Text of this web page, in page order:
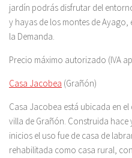
jardín podrás disfrutar del
y hayas de los montes de Ayago,
la Demanda.
Precio máximo autorizado (IVA
Casa Jacobea (Grañón)
Casa Jacobea está ubicada en
villa de Grañón. Construida hace
inicios el uso fue de casa de
rehabilitada como casa rural,